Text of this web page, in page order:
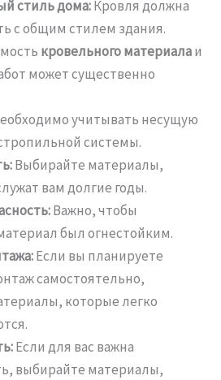
стиль дома:Кровля должна
с общим стилем здания.
кровельного материалаи
может существенно
учитывать несущую
системы.
Выбирайте материалы,
вам долгие годы.
Важно, чтобы
был огнестойким.
Если вы планируете
самостоятельно,
которые легко
Если для вас важна
выбирайте материалы,